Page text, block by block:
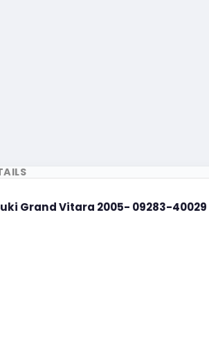
Grand Vitara 2005- 09283-40029